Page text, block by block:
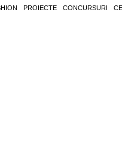
PROIECTE CONCURSURI